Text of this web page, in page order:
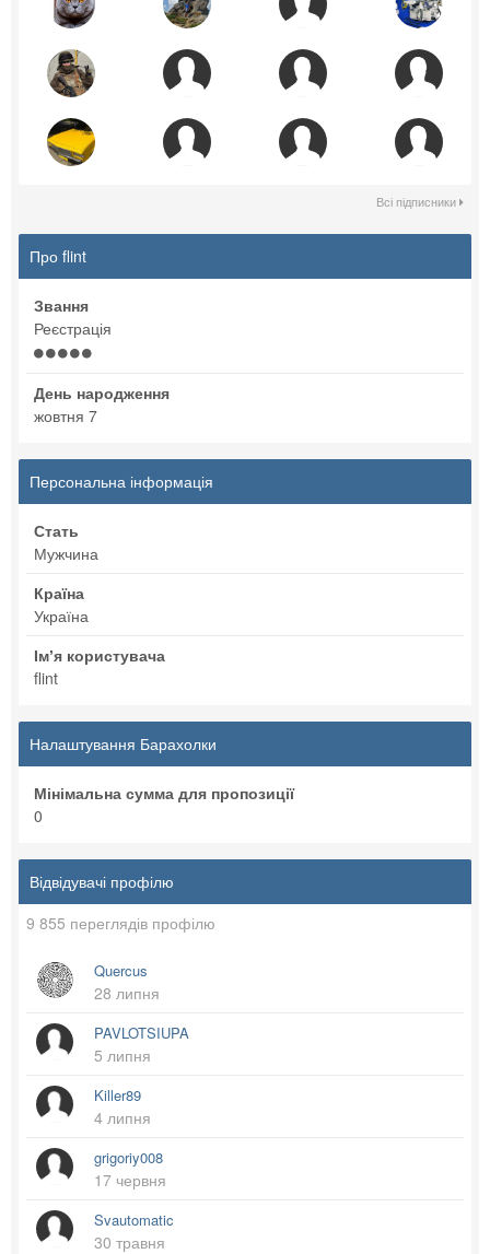
Всі підписники
Про flint
Звання
Реєстрація
День народження
жовтня 7
Персональна інформація
Стать
Мужчина
Країна
Україна
Імʼя користувача
flint
Налаштування Барахолки
Мінімальна сумма для пропозиції
0
Відвідувачі профілю
9 855 переглядів профілю
Quercus
28 липня
PAVLOTSIUPA
5 липня
Killer89
4 липня
grigoriy008
17 червня
Svautomatic
30 травня